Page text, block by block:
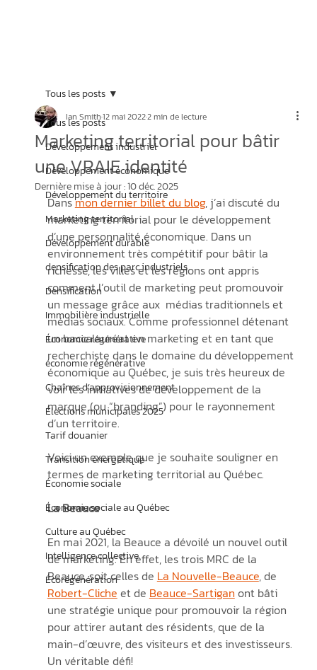
Tous les posts
Développement industriel
Développement économique
Développement du territoire
Marketing territorial
Développement durable
densification des parc industriels
Densification
Immobilière industrielle
Économie régénérative
économie régénérative
Chaînes d’approvisionnement
Élections municipales 2025
Tarif douanier
Transition énergétique
Économie sociale
Économie sociale au Québec
Culture au Québec
Intelligence collective
Écorégénération
Tous les posts
Marketing territorial pour bâtir
une VRAIE identité
Ian Smith12 mai 20222 min de lecture
Dernière mise à jour :10 déc. 2025
Dans mon dernier billet du blog, j’ai discuté du
marketing territorial pour le développement
d’une personnalité économique. Dans un
environnement très compétitif pour bâtir la
richesse, les villes et les régions ont appris
comment l’outil de marketing peut promouvoir
un message grâce aux  médias traditionnels et
médias sociaux. Comme professionnel détenant
un baccalauréat en marketing et en tant que
recherchiste dans le domaine du développement
économique au Québec, je suis très heureux de
voir les initiatives de développement de la
marque (ou “branding”) pour le rayonnement
d’un territoire.
Voici un exemple que je souhaite souligner en
termes de marketing territorial au Québec.
La Beauce
En mai 2021, la Beauce a dévoilé un nouvel outil
de marketing. En effet, les trois MRC de la
Beauce, soit celles de La Nouvelle-Beauce, de
Robert-Cliche et de Beauce-Sartigan ont bâti
une stratégie unique pour promouvoir la région
pour attirer autant des résidents, que de la
main-d’œuvre, des visiteurs et des investisseurs.
Un véritable défi!